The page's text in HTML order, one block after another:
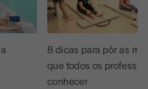
15:54
8 dicas para pôr as
que todos os
conhecer